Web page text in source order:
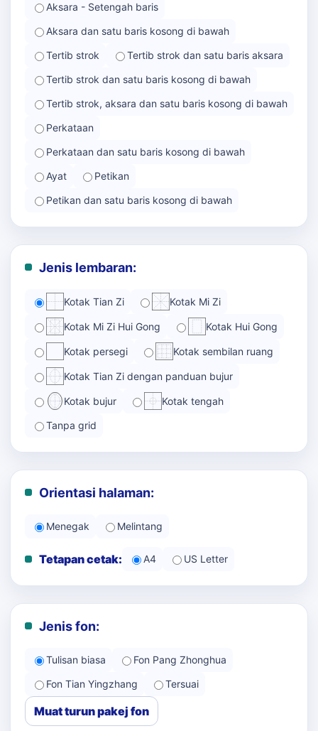
Aksara - Setengah baris
Aksara dan satu baris kosong di bawah
Tertib strok
Tertib strok dan satu baris aksara
Tertib strok dan satu baris kosong di bawah
Tertib strok, aksara dan satu baris kosong di bawah
Perkataan
Perkataan dan satu baris kosong di bawah
Ayat
Petikan
Petikan dan satu baris kosong di bawah
Jenis lembaran:
Kotak Tian Zi Kotak Mi Zi
Kotak Mi Zi Hui Gong Kotak Hui Gong
Kotak persegi Kotak sembilan ruang
Kotak Tian Zi dengan panduan bujur
Kotak bujur Kotak tengah
Tanpa grid
Orientasi halaman:
Menegak Melintang
Tetapan cetak: A4 US Letter
Jenis fon:
Tulisan biasa
Fon Pang Zhonghua
Fon Tian Yingzhang
Tersuai
Muat turun pakej fon